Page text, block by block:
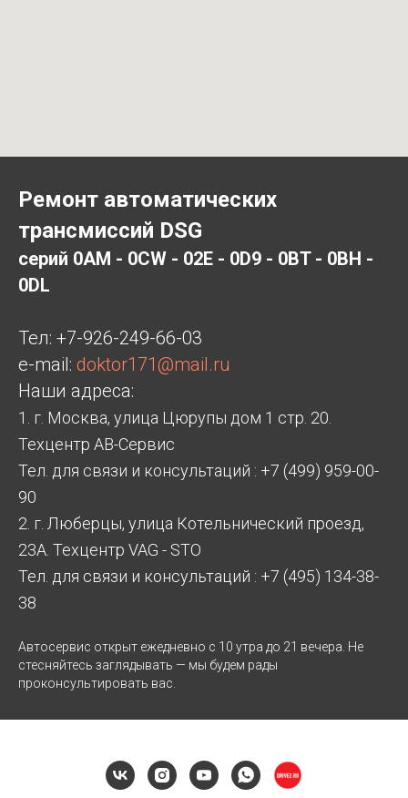
Ремонт автоматических
трансмиссий DSG
серий 0AM - 0CW - 02E - 0D9 - 0BT - 0BH -
0DL
Тел: +7-926-249-66-03
e-mail: doktor171@mail.ru
Наши адреса:
1. г. Москва, улица Цюрупы дом 1 стр. 20.
Техцентр АВ-Сервис
Тел. для связи и консультаций : +7 (499) 959-00-
90
2. г. Люберцы, улица Котельнический проезд,
23А. Техцентр VAG - STO
Тел. для связи и консультаций : +7 (495) 134-38-
38
Автосервис открыт ежедневно с 10 утра до 21 вечера. Не
стесняйтесь заглядывать — мы будем рады
проконсультировать вас.